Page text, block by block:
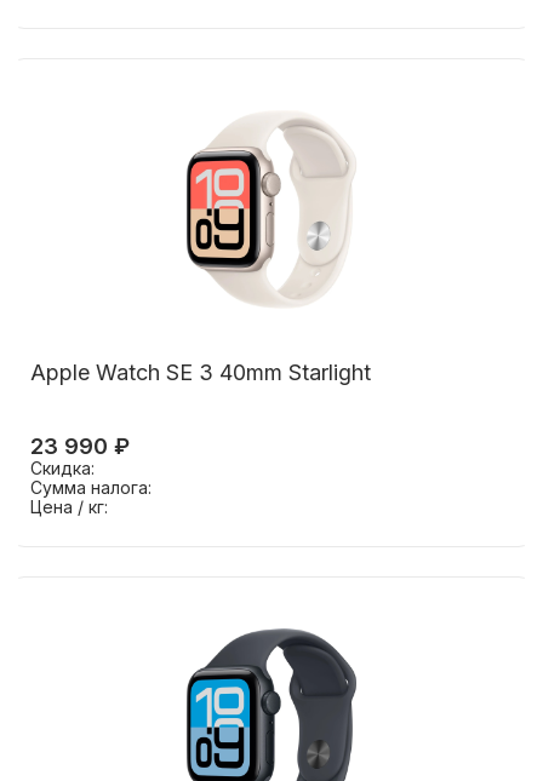
Apple Watch SE 3 40mm Starlight
23 990 ₽
Скидка:
Сумма налога:
Цена / кг: